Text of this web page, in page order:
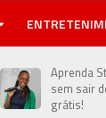
Aprenda
sem sair
grátis!